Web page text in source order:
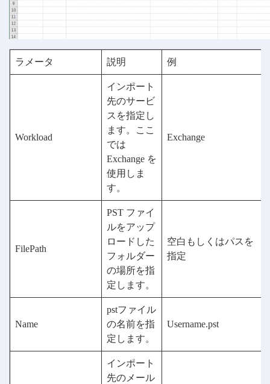
ラメータ 説明 例
Workload
インポート
先のサービ
スを指定し
ます。ここ
では
Exchange を
使用しま
す。
Exchange
FilePath
PST ファイ
ルをアップ
ロードした
フォルダー
の場所を指
定します。
空白もしくはパスを
指定
Name
pstファイル
の名前を指
定します。
Username.pst
インポート
先のメール